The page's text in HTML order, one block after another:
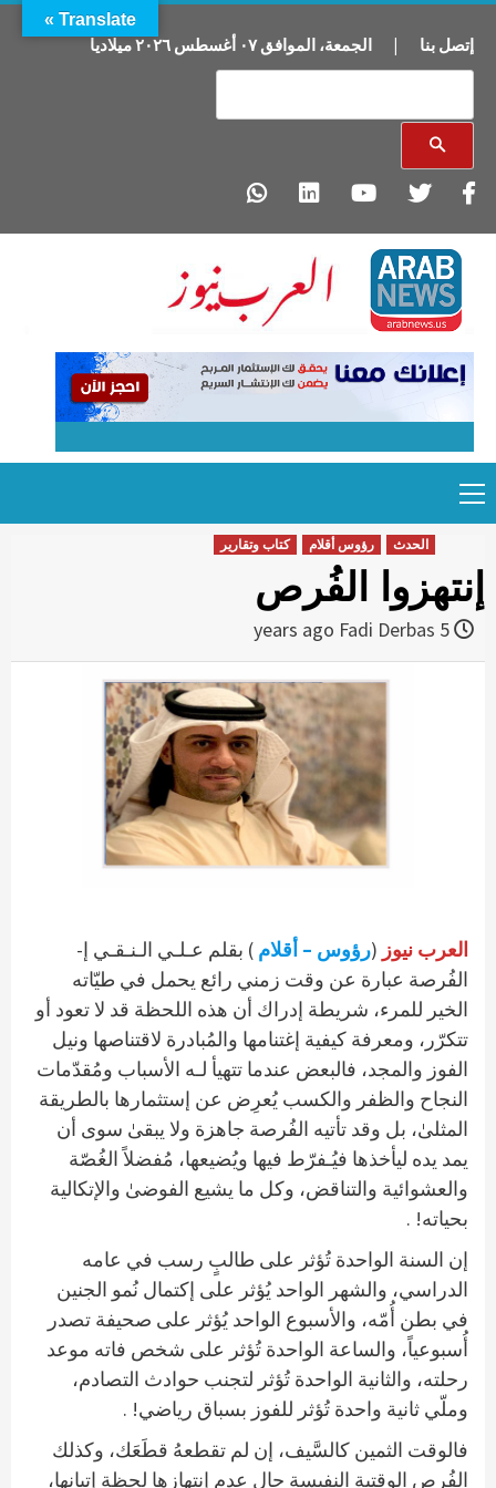
إتصل بنا | الجمعة، الموافق٠٧ أغسطس ٢٠٢٦ميلاديا
to
content
Menu
الحدث رؤوس أقلام كتاب وتقارير
إنتهزوا الفُرص
Fadi Derbas
العرب نيوز (رؤوس – أقلام ) بقلم عـلـي الـنـقـي إ-
الفُرصة عبارة عن وقت زمني رائع يحمل في طيّاته
الخير للمرء، شريطة إدراك أن هذه اللحظة قد لا تعود أو
تتكرّر، ومعرفة كيفية إغتنامها والمُبادرة لاقتناصها ونيل
الفوز والمجد، فالبعض عندما تتهيأ لـه الأسباب ومُقدّمات
النجاح والظفر والكسب يُعرِض عن إستثمارها بالطريقة
المثلىٰ، بل وقد تأتيه الفُرصة جاهزة ولا يبقىٰ سوى أن
يمد يده ليأخذها فيُـفرّط فيها ويُضيعها، مُفضلاً الغُصّة
والعشوائية والتناقض، وكل ما يشيع الفوضىٰ والإتكالية
بحياته! .
إن السنة الواحدة تُؤثر على طالبٍ رسب في عامه
الدراسي، والشهر الواحد يُؤثر على إكتمال نُمو الجنين
في بطن أُمّه، والأسبوع الواحد يُؤثر على صحيفة تصدر
أُسبوعياً، والساعة الواحدة تُؤثر على شخص فاته موعد
رحلته، والثانية الواحدة تُؤثر لتجنب حوادث التصادم،
وملّي ثانية واحدة تُؤثر للفوز بسباق رياضي! .
فالوقت الثمين كالسَّيف، إن لم تقطعهُ قطَعَك، وكذلك
الفُرص الوقتية النفيسة حال عدم إنتهازها لحظة إتيانها،
Translate »